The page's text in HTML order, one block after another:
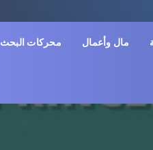
مال وأعمال محركات البحث